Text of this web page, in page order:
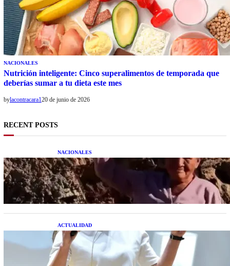
NACIONALES
Nutrición inteligente: Cinco superalimentos de temporada que
deberías sumar a tu dieta este mes
bylacontracara120 de junio de 2026
RECENT POSTS
NACIONALES
Una mujer asegura haber peleado con un
extraterrestre cuerpo a cuerpo
ACTUALIDAD
La startup creada por una salteña que busca
resolver el estrés financiero en Latinoamérica